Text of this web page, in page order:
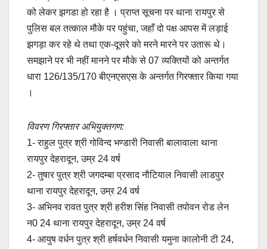
को लेकर झगडा हो रहा है । प्राप्त सूचना पर थाना रायपुर से
पुलिस बल तत्काल मौके पर पहुंचा, जहाँ दो पक्ष आपस में लड़ाई
झगड़ा कर रहे थे तथा एक-दूसरे को मरने मारने पर उतारू थे।
समझाने पर भी नहीं मानने पर मौके से 07 व्यक्तियों को अन्तर्गत
धारा 126/135/170 बीएनएसएस के अन्तर्गत गिरफ्तार किया गया
।
विवरण गिरफ्तार अभियुक्तगण:
1- राहुल पुत्र श्री गोविन्द भण्डारी निवासी बालावाला थाना
रायपुर देहरादून, उम्र 24 वर्ष
2- तुषार पुत्र श्री जगदम्बा प्रसाद नौटियाल निवासी लाडपुर
थाना रायपुर देहरादून, उम्र 24 वर्ष
3- अभिनव रावत पुत्र श्री हरीश सिंह निवासी तपोवन रोड लेन
न0 24 थाना रायपुर देहरादून, उम्र 24 वर्ष
4- आयुष वर्धन पुत्र श्री हर्षवर्धन निवासी यमुना कालोनी टी 24,